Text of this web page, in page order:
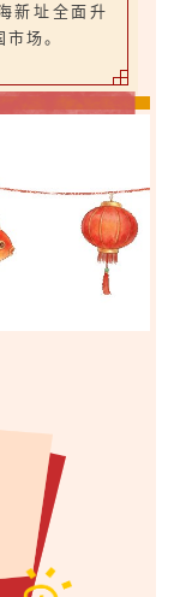
新址全面升
场。